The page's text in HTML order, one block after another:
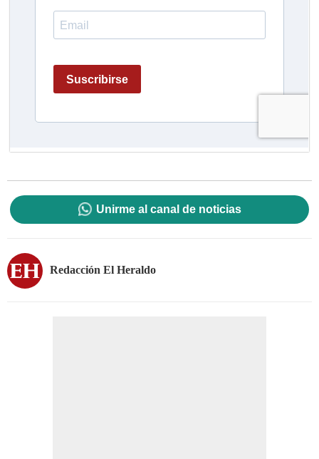
Unirme al canal de noticias
Redacción El Heraldo